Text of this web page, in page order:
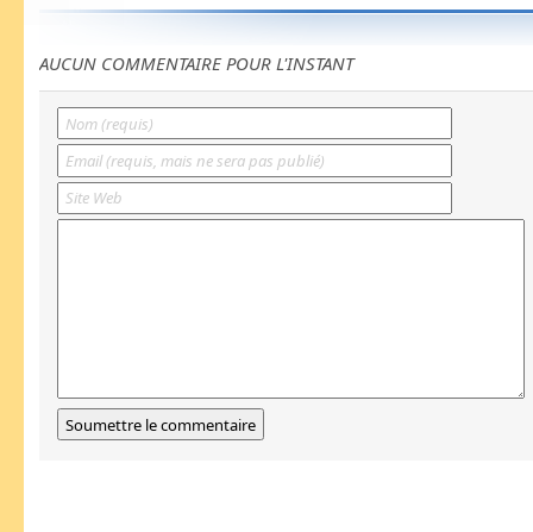
AUCUN COMMENTAIRE POUR L'INSTANT